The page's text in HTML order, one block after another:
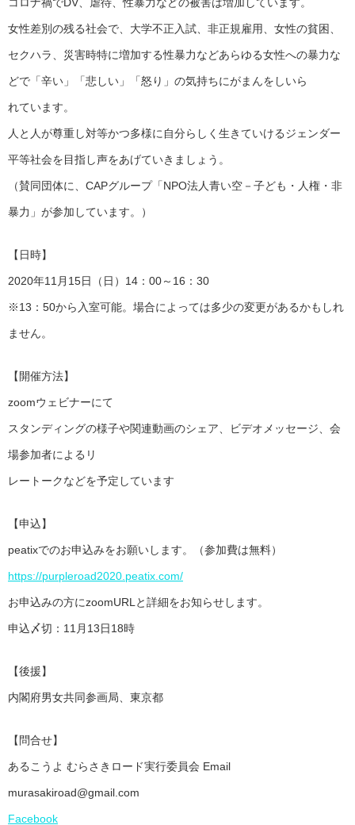
コロナ禍でDV、虐待、性暴力などの被害は増加しています。
女性差別の残る社会で、大学不正入試、非正規雇用、女性の貧困、
セクハラ、災害時特に増加する性暴力などあらゆる女性への暴力な
どで「辛い」「悲しい」「怒り」の気持ちにがまんをしいら
れています。
人と人が尊重し対等かつ多様に自分らしく生きていけるジェンダー
平等社会を目指し声をあげていきましょう。
（賛同団体に、CAPグループ「NPO法人青い空－子ども・人権・非
暴力」が参加しています。）
【日時】
2020年11月15日（日）14：00～16：30
※13：50から入室可能。場合によっては多少の変更があるかもしれ
ません。
【開催方法】
zoomウェビナーにて
スタンディングの様子や関連動画のシェア、ビデオメッセージ、会
場参加者によるリ
レートークなどを予定しています
【申込】
peatixでのお申込みをお願いします。（参加費は無料）
https://purpleroad2020.peatix.com/
お申込みの方にzoomURLと詳細をお知らせします。
申込〆切：11月13日18時
【後援】
内閣府男女共同参画局、東京都
【問合せ】
あるこうよ むらさきロード実行委員会 Email
murasakiroad@gmail.com
Facebook